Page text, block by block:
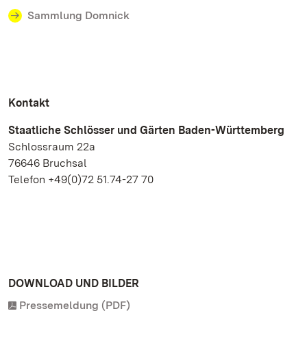
Sammlung Domnick
Kontakt
Staatliche Schlösser und Gärten Baden-Württemberg
Schlossraum 22a
76646 Bruchsal
Telefon +49(0)72 51.74-27 70
DOWNLOAD UND BILDER
Pressemeldung (PDF)